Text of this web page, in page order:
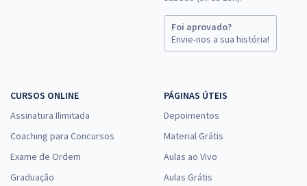
Foi aprovado?
Envie-nos a sua história!
CURSOS ONLINE
Assinatura Ilimitada
Coaching para Concursos
Exame de Ordem
Graduação
PÁGINAS ÚTEIS
Depoimentos
Material Grátis
Aulas ao Vivo
Aulas Grátis